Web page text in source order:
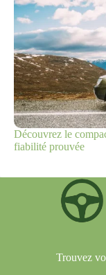
Découvrez le
fiabilité prouvée
Trouvez